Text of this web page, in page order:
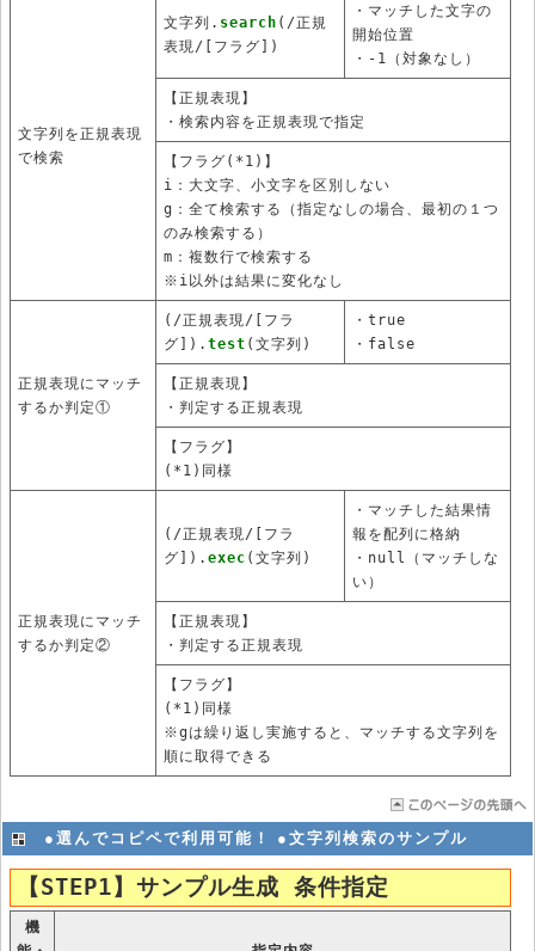
文字列を正規表現
で検索
文字列. search (/正規
表現/[フラグ])
・マッチした文字の
開始位置
・-1（対象なし）
【正規表現】
・検索内容を正規表現で指定
【フラグ(*1)】
i：大文字、小文字を区別しない
g：全て検索する（指定なしの場合、最初の１つ
のみ検索する）
m：複数行で検索する
※i以外は結果に変化なし
正規表現にマッチ
するか判定①
(/正規表現/[フラ
グ]). test (文字列)
・true
・false
【正規表現】
・判定する正規表現
【フラグ】
(*1)同様
正規表現にマッチ
するか判定②
(/正規表現/[フラ
グ]). exec (文字列)
・マッチした結果情
報を配列に格納
・null（マッチしな
い）
【正規表現】
・判定する正規表現
【フラグ】
(*1)同様
※gは繰り返し実施すると、マッチする文字列を
順に取得できる
●選んでコピペで利用可能！ ●文字列検索のサンプル
【STEP1】サンプル生成 条件指定
機